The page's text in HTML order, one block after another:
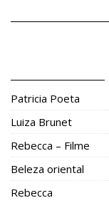
Patricia Poeta
Luiza Brunet
Rebecca – Filme
Beleza oriental
Rebecca